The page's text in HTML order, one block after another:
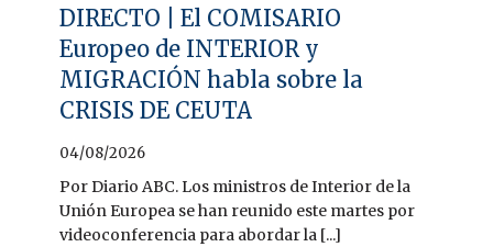
DIRECTO | El COMISARIO
Europeo de INTERIOR y
MIGRACIÓN habla sobre la
CRISIS DE CEUTA
04/08/2026
Por Diario ABC. Los ministros de Interior de la
Unión Europea se han reunido este martes por
videoconferencia para abordar la [...]